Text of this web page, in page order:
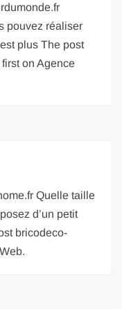
pouvez réaliser
plus The post
on Agence
Quelle taille
d’un petit
bricodeco-